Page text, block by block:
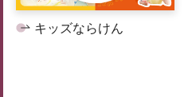
キッズならけん